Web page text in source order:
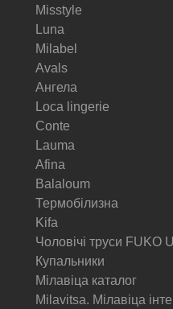
Misstyle
Luna
Milabel
Avals
Ангела
Loca lingerie
Conte
Lauma
Afina
Balaloum
Термобілизна
Kifa
Чоловічі труси FUKO
Купальники
Мілавіца каталог
Milavitsa. Мілавіца